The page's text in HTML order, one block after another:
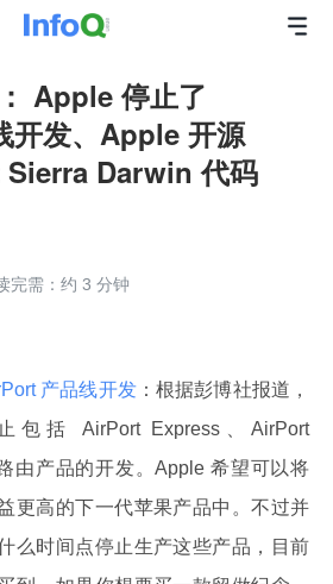
Apple 停止了
开发、Apple 开源
Sierra Darwin 代码
完需：约 3 分钟
产品线开发：根据彭博社报道，
包括 AirPort Express、AirPort
由产品的开发。Apple 希望可以将
更高的下一代苹果产品中。不过并
么时间点停止生产这些产品，目前